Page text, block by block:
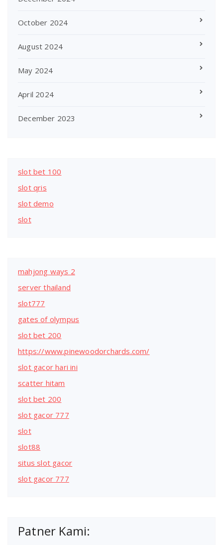
October 2024
August 2024
May 2024
April 2024
December 2023
slot bet 100
slot qris
slot demo
slot
mahjong ways 2
server thailand
slot777
gates of olympus
slot bet 200
https://www.pinewoodorchards.com/
slot gacor hari ini
scatter hitam
slot bet 200
slot gacor 777
slot
slot88
situs slot gacor
slot gacor 777
Patner Kami: